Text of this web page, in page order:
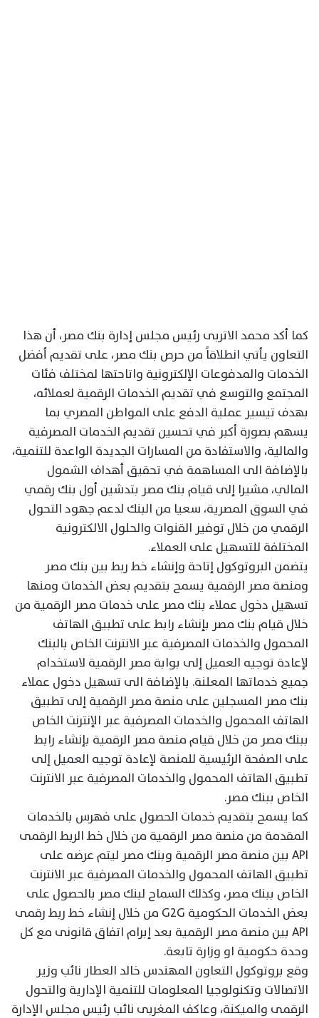
كما أكد محمد الاتربى رئيس مجلس إدارة بنك مصر، أن هذا
التعاون يأتي انطلاقاً من حرص بنك مصر، على تقديم أفضل
الخدمات والمدفوعات الإلكترونية واتاحتها لمختلف فئات
المجتمع والتوسع في تقديم الخدمات الرقمية لعملائه،
بهدف تيسير عملية الدفع على المواطن المصري بما
يسهم بصورة أكبر في تحسين تقديم الخدمات المصرفية
والمالية، والاستفادة من المسارات الجديدة الواعدة للتنمية،
بالإضافة الى المساهمة في تحقيق أهداف الشمول
المالي، مشيرا إلى قيام بنك مصر بتدشين أول بنك رقمي
في السوق المصرية، سعيا من البنك لدعم جهود التحول
الرقمي من خلال توفير القنوات والحلول الالكترونية
المختلفة للتسهيل على العملاء.
يتضمن البروتوكول إتاحة وإنشاء خط ربط بين بنك مصر
ومنصة مصر الرقمية يسمح بتقديم بعض الخدمات ومنها
تسهيل دخول عملاء بنك مصر على خدمات مصر الرقمية من
خلال قيام بنك مصر بإنشاء رابط على تطبيق الهاتف
المحمول والخدمات المصرفية عبر الانترنت الخاص بالبنك
لإعادة توجيه العميل إلى بوابة مصر الرقمية لاستخدام
جميع خدماتها المعلنة. بالإضافة الى تسهيل دخول عملاء
بنك مصر المسجلين على منصة مصر الرقمية إلى تطبيق
الهاتف المحمول والخدمات المصرفية عبر الإنترنت الخاص
ببنك مصر من خلال قيام منصة مصر الرقمية بإنشاء رابط
على الصفحة الرئيسية للمنصة لإعادة توجيه العميل إلى
تطبيق الهاتف المحمول والخدمات المصرفية عبر الانترنت
الخاص ببنك مصر.
كما يسمح بتقديم خدمات الحصول على فهرس بالخدمات
المقدمة من منصة مصر الرقمية من خلال خط الربط الرقمى
API بين منصة مصر الرقمية وبنك مصر ليتم عرضه على
تطبيق الهاتف المحمول والخدمات المصرفية عبر الانترنت
الخاص ببنك مصر، وكذلك السماح لبنك مصر بالحصول على
بعض الخدمات الحكومية G2G من خلال إنشاء خط ربط رقمى
API بين منصة مصر الرقمية بعد إبرام اتفاق قانونى مع كل
وحدة حكومية او وزارة تابعة.
وقع بروتوكول التعاون المهندس خالد العطار نائب وزير
الاتصالات وتكنولوجيا المعلومات للتنمية الإدارية والتحول
الرقمى والميكنة، وعاكف المغربى نائب رئيس مجلس الإدارة